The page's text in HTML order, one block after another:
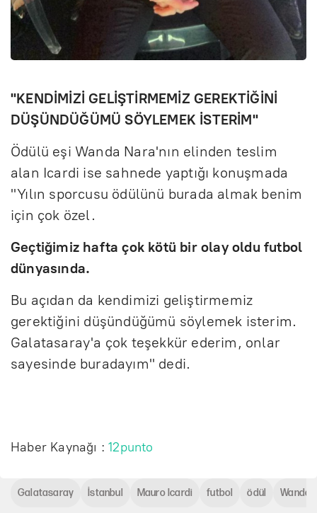
"KENDİMİZİ GELİŞTİRMEMİZ GEREKTİĞİNİ
DÜŞÜNDÜĞÜMÜ SÖYLEMEK İSTERİM"
Ödülü eşi Wanda Nara'nın elinden teslim
alan Icardi ise sahnede yaptığı konuşmada
"Yılın sporcusu ödülünü burada almak benim
için çok özel.
Geçtiğimiz hafta çok kötü bir olay oldu futbol
dünyasında.
Bu açıdan da kendimizi geliştirmemiz
gerektiğini düşündüğümü söylemek isterim.
Galatasaray'a çok teşekkür ederim, onlar
sayesinde buradayım" dedi.
Haber Kaynağı :12punto
Galatasaray İstanbul Mauro Icardi futbol ödül Wanda